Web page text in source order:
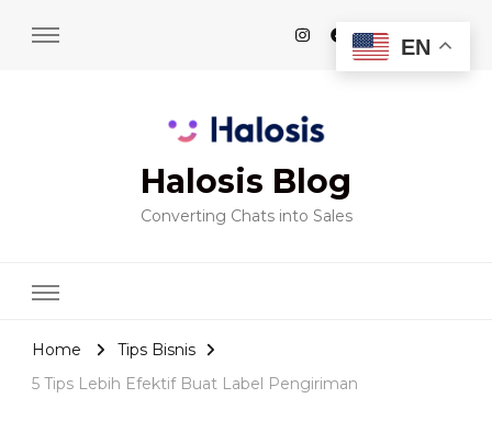
Halosis Blog
Converting Chats into Sales
Home
Tips Bisnis
5 Tips Lebih Efektif Buat Label Pengiriman
EN